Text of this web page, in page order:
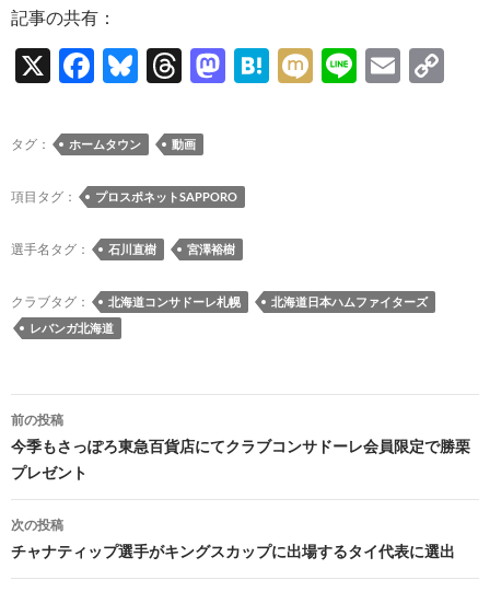
記事の共有：
X
F
e
b
o
o
k
Bl
es
k
y
T
e
a
ds
M
o
n
H
M Li
E
タグ： ホームタウン 動画
項目タグ： プロスポネットSAPPORO
選手名タグ： 石川直樹 宮澤裕樹
クラブタグ： 北海道コンサドーレ札幌
北海道日本ハムファイターズ
レバンガ北海道
投
稿
ナ
ビ
ゲ
前の投稿
今季もさっぽろ東急百貨店にてクラブコンサドーレ会員限定で勝栗
プレゼント
次の投稿
チャナティップ選手がキングスカップに出場するタイ代表に選出